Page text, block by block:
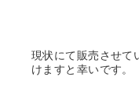
現状にて販売させて
けますと幸いです。